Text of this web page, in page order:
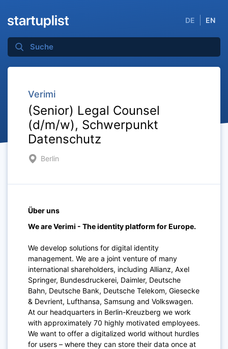
DE EN
Verimi
(Senior) Legal Counsel
(d/m/w), Schwerpunkt
Datenschutz
Berlin
Über uns
We are Verimi - The identity platform for Europe.
We develop solutions for digital identity
management. We are a joint venture of many
international shareholders, including Allianz, Axel
Springer, Bundesdruckerei, Daimler, Deutsche
Bahn, Deutsche Bank, Deutsche Telekom, Giesecke
& Devrient, Lufthansa, Samsung and Volkswagen.
At our headquarters in Berlin-Kreuzberg we work
with approximately 70 highly motivated employees.
We want to offer a digitalized world without hurdles
for users – where they can store their data once at